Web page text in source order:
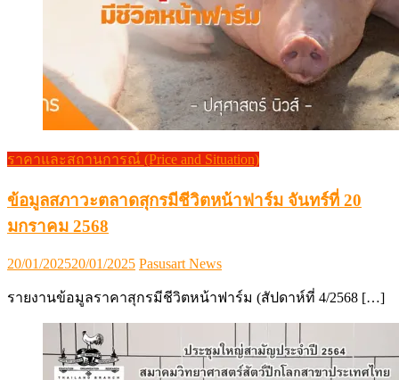
ราคาและสถานการณ์ (Price and Situation)
ข้อมูลสภาวะตลาดสุกรมีชีวิตหน้าฟาร์ม จันทร์ที่ 20
มกราคม 2568
Posted
20/01/202520/01/2025 Author
Pasusart News
รายงานข้อมูลราคาสุกรมีชีวิตหน้าฟาร์ม (สัปดาห์ที่ 4/2568 […]